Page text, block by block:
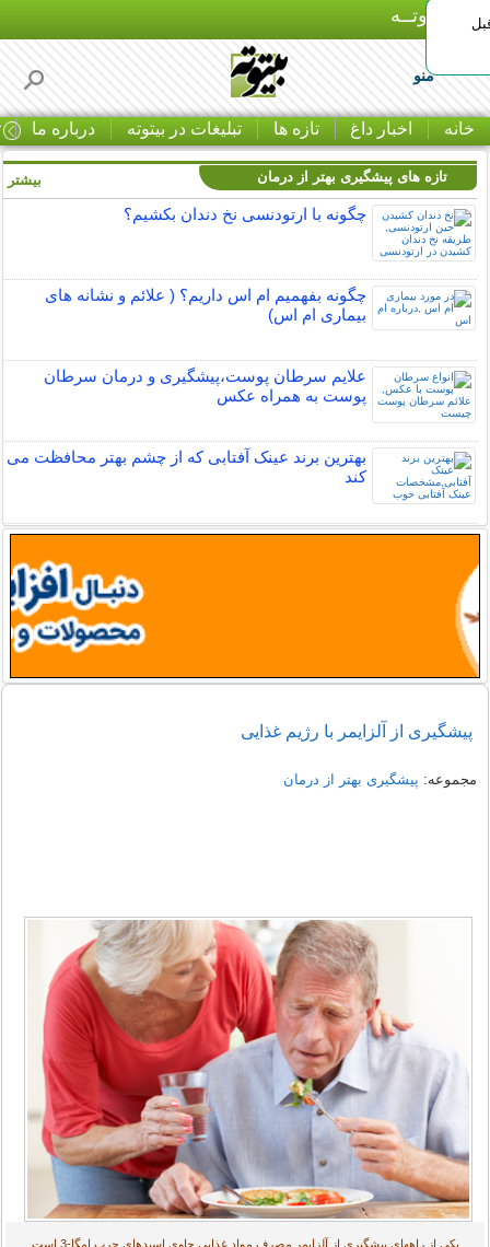
بـیتوتــه
منو
خانه اخبار داغ تازه ها تبلیغات در بیتوته درباره ما
تازه های پیشگیری بهتر از درمان
چگونه با ارتودنسی نخ دندان بکشیم؟
چگونه بفهمیم ام اس داریم؟ ( علائم و نشانه های
بیماری ام اس)
علایم سرطان پوست،پیشگیری و درمان سرطان
پوست به همراه عکس
بهترین برند عینک آفتابی که از چشم بهتر محافظت می
کند
بیشتر
پیشگیری از آلزایمر با رژیم غذایی
مجموعه: پیشگیری بهتر از درمان
یکی از راههای پیشگیری از آلزایمر مصرف مواد غذایی حاوی اسیدهای چرب امگا-3 است